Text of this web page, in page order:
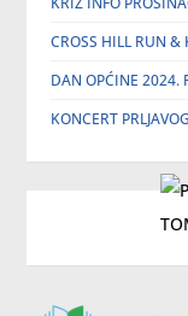
CROSS HILL RUN &
DAN OPĆINE 2024.
KONCERT